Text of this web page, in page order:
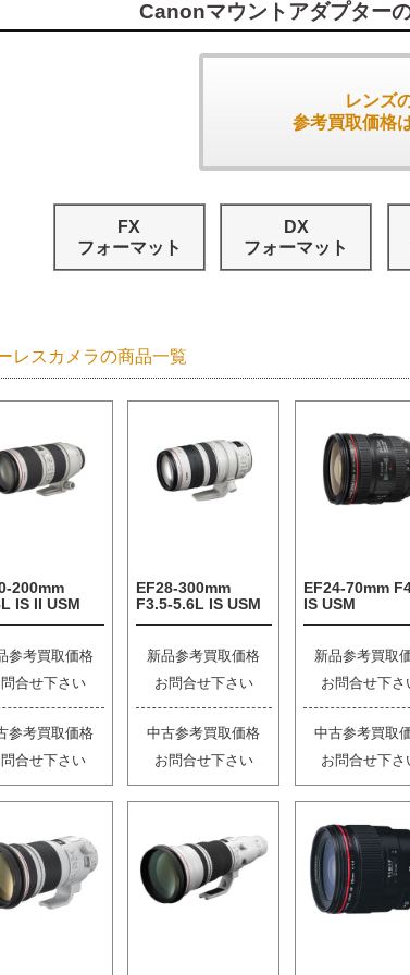
Canonマウントアダプター
レンズ
参考買取価格
FX
フォーマット
DX
フォーマット
レスカメラの商品一覧
200mm
IS II USM
参考買取価格
合せ下さい
参考買取価格
合せ下さい
EF28-300mm
F3.5-5.6L IS USM
新品参考買取価格
お問合せ下さい
中古参考買取価格
お問合せ下さい
EF24-70mm
IS USM
新品参考買取
お問合せ下さ
中古参考買取
お問合せ下さ